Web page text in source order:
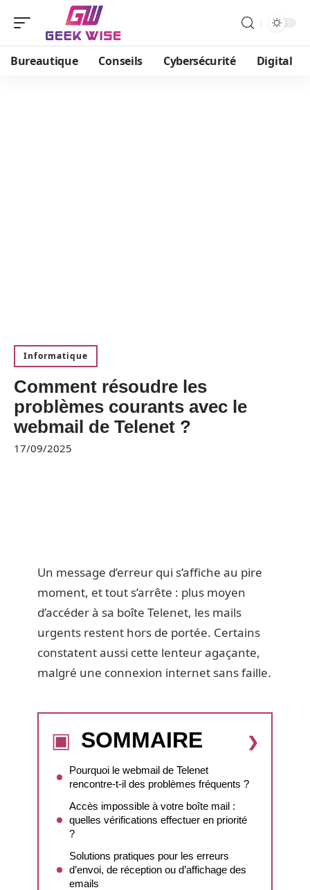
Bureautique Conseils Cybersécurité Digital
Informatique
Comment résoudre les
problèmes courants avec le
webmail de Telenet ?
17/09/2025
Un message d’erreur qui s’affiche au pire
moment, et tout s’arrête : plus moyen
d’accéder à sa boîte Telenet, les mails
urgents restent hors de portée. Certains
constatent aussi cette lenteur agaçante,
malgré une connexion internet sans faille.
SOMMAIRE
Pourquoi le webmail de Telenet
rencontre-t-il des problèmes fréquents ?
Accès impossible à votre boîte mail :
quelles vérifications effectuer en priorité
?
Solutions pratiques pour les erreurs
d’envoi, de réception ou d’affichage des
emails